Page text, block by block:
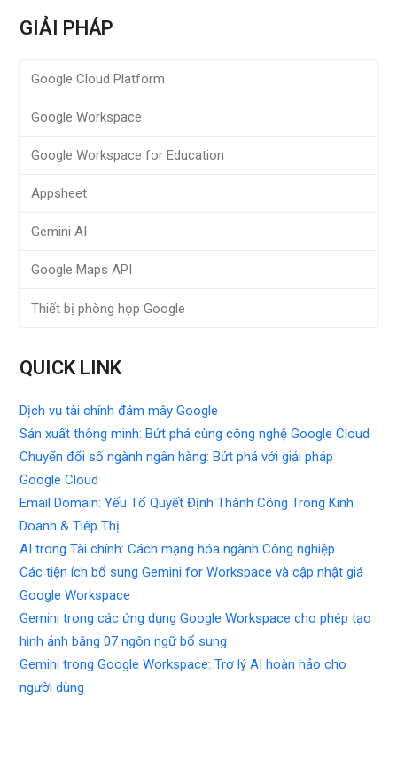
GIẢI PHÁP
Google Cloud Platform
Google Workspace
Google Workspace for Education
Appsheet
Gemini AI
Google Maps API
Thiết bị phòng họp Google
QUICK LINK
Dịch vụ tài chính đám mây Google
Sản xuất thông minh: Bứt phá cùng công nghệ Google Cloud
Chuyển đổi số ngành ngân hàng: Bứt phá với giải pháp
Google Cloud
Email Domain: Yếu Tố Quyết Định Thành Công Trong Kinh
Doanh & Tiếp Thị
AI trong Tài chính: Cách mạng hóa ngành Công nghiệp
Các tiện ích bổ sung Gemini for Workspace và cập nhật giá
Google Workspace
Gemini trong các ứng dụng Google Workspace cho phép tạo
hình ảnh bằng 07 ngôn ngữ bổ sung
Gemini trong Google Workspace: Trợ lý AI hoàn hảo cho
người dùng